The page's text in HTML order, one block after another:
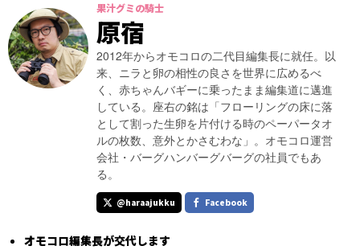
果汁グミの騎士
原宿
2012年からオモコロの二代目編集長に就任。以
来、ニラと卵の相性の良さを世界に広めるべ
く、赤ちゃんバギーに乗ったまま編集道に邁進
している。座右の銘は「フローリングの床に落
として割った生卵を片付ける時のペーパータオ
ルの枚数、意外とかさむわな」。オモコロ運営
会社・バーグハンバーグバーグの社員でもあ
る。
@haraajukku Facebook
オモコロ編集長が交代します